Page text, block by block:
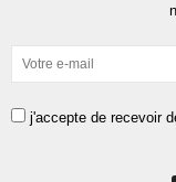
j'accepte de recevoir